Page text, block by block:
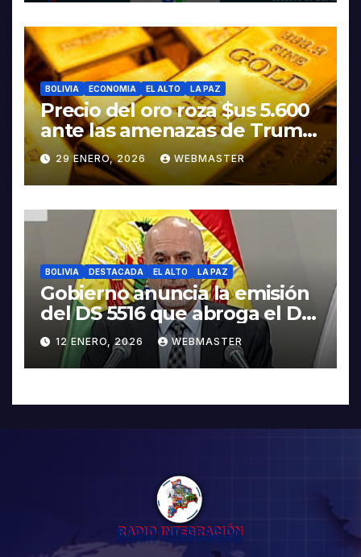
BOLIVIA ECONOMIA EL ALTO LA PAZ
Precio del oro roza $us 5.600
ante las amenazas de Trump
contra Irán
29 ENERO, 2026 WEBMASTER
BOLIVIA DESTACADA EL ALTO LA PAZ
Gobierno anuncia la emisión
del DS 5516 que abroga el DS
5503
12 ENERO, 2026 WEBMASTER